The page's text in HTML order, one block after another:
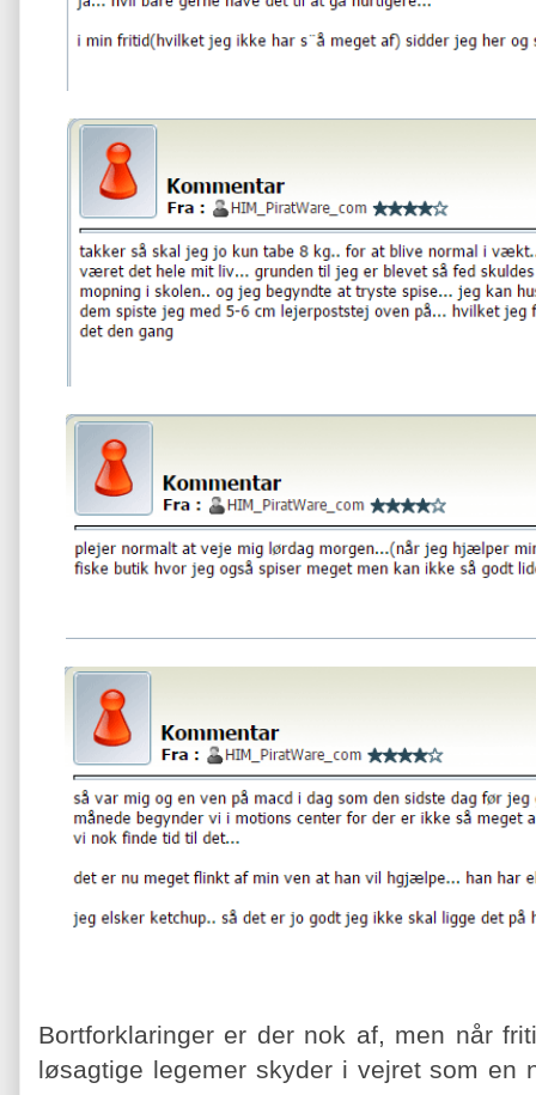
Bortforklaringer er der nok af, men når
løsagtige legemer skyder i vejret som en